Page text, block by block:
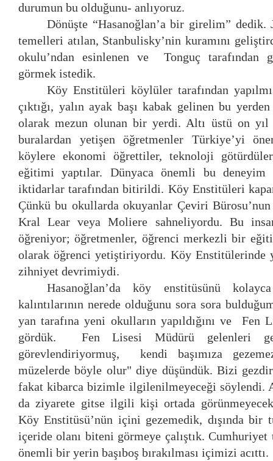
durumun bu olduğunu- anlıyoruz.
Dönüşte “Hasanoğlan’a bir girelim” dedik.
temelleri atılan, Stanbulisky’nin kuramını
okulu’ndan esinlenen ve Tonguç tarafından
görmek istedik.
Köy Enstitüleri köylüler tarafından
çıktığı, yalın ayak başı kabak gelinen bu
olarak mezun olunan bir yerdi. Altı üstü on
buralardan yetişen öğretmenler Türkiye’yi
köylere ekonomi öğrettiler, teknoloji
eğitimi yaptılar. Dünyaca önemli bu deneyim
iktidarlar tarafından bitirildi. Köy Enstitüleri
Çünkü bu okullarda okuyanlar Çeviri Bürosu’nun
Kral Lear veya Moliere sahneliyordu. Bu
öğreniyor; öğretmenler, öğrenci merkezli bir
olarak öğrenci yetiştiriyordu. Köy Enstitülerinde
zihniyet devrimiydi.
Hasanoğlan’da köy enstitüsünü
kalıntılarının nerede olduğunu sora sora
yan tarafına yeni okulların yapıldığını ve
gördük. Fen Lisesi Müdürü gelenleri
görevlendiriyormuş, kendi başımıza
müzelerde böyle olur" diye düşündük. Bizi
fakat kibarca bizimle ilgilenilmeyeceği söylendi.
da ziyarete gitse ilgili kişi ortada görünmeyecek.
Köy Enstitüsü’nün içini gezemedik, dışında bir
içeride olanı biteni görmeye çalıştık.
önemli bir yerin başıboş bırakılması içimizi acıttı.